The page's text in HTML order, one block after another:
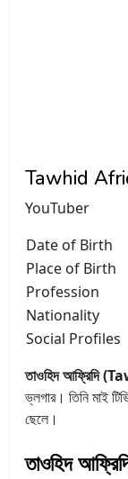
Tawhid
YouTuber
Date of Birth
Place of Birth
Profession
Nationality
Social Profiles
তাওহিদ আফ্রিদি
ভ্লগার। তিনি মাই
ছেলে।
তাওহিদ